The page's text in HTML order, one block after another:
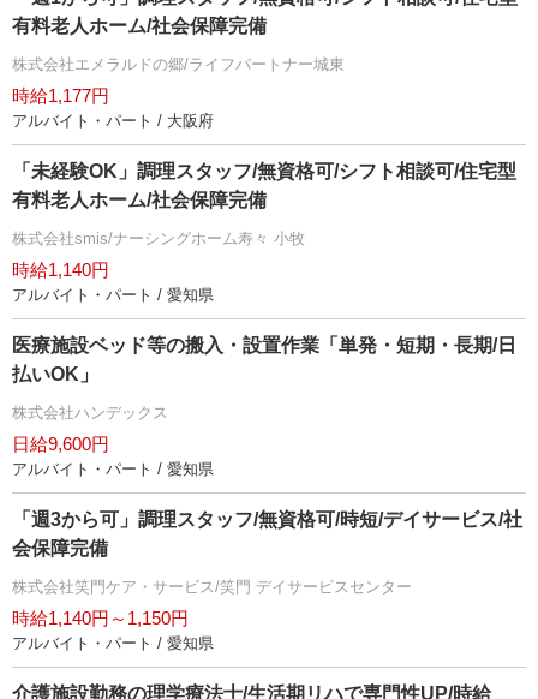
有料老人ホーム/社会保障完備
株式会社エメラルドの郷/ライフパートナー城東
時給1,177円
アルバイト・パート / 大阪府
「未経験OK」調理スタッフ/無資格可/シフト相談可/住宅型
有料老人ホーム/社会保障完備
株式会社smis/ナーシングホーム寿々 小牧
時給1,140円
アルバイト・パート / 愛知県
医療施設ベッド等の搬入・設置作業「単発・短期・長期/日
払いOK」
株式会社ハンデックス
日給9,600円
アルバイト・パート / 愛知県
「週3から可」調理スタッフ/無資格可/時短/デイサービス/社
会保障完備
株式会社笑門ケア・サービス/笑門 デイサービスセンター
時給1,140円～1,150円
アルバイト・パート / 愛知県
介護施設勤務の理学療法士/生活期リハで専門性UP/時給